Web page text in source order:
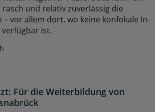
und relativ zuverlässig die
– vor allem dort, wo keine konfokale In-
ist.
Für die Weiterbildung von